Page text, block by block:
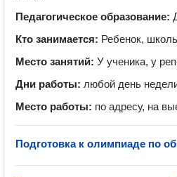
Педагогическое образование:
Кто занимается: Ребенок,
Место занятий: У ученика, у
Дни работы: любой день
Место работы: по адресу, на
Подготовка к олимпиаде по